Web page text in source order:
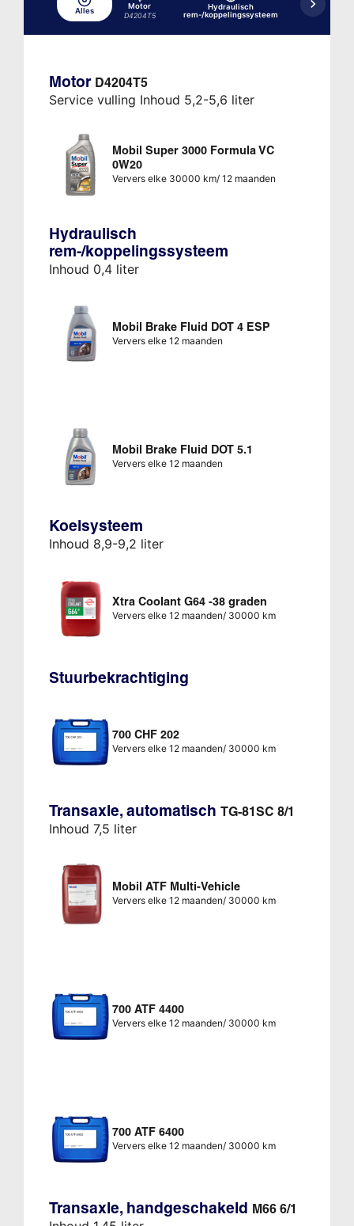
Alles
Motor
D4204T5
Hydraulisch
rem-/koppelingssysteem
Koelsysteem
Motor D4204T5
Service vulling Inhoud 5,2-5,6 liter
Mobil Super 3000 Formula VC
0W20
Ververs elke 30000 km/ 12 maanden
Hydraulisch
rem-/koppelingssysteem
Inhoud 0,4 liter
Mobil Brake Fluid DOT 4 ESP
Ververs elke 12 maanden
Mobil Brake Fluid DOT 5.1
Ververs elke 12 maanden
Koelsysteem
Inhoud 8,9-9,2 liter
Xtra Coolant G64 -38 graden
Ververs elke 12 maanden/ 30000 km
Stuurbekrachtiging
700 CHF 202
Ververs elke 12 maanden/ 30000 km
Transaxle, automatisch TG-81SC 8/1
Inhoud 7,5 liter
Mobil ATF Multi-Vehicle
Ververs elke 12 maanden/ 30000 km
700 ATF 4400
Ververs elke 12 maanden/ 30000 km
700 ATF 6400
Ververs elke 12 maanden/ 30000 km
Transaxle, handgeschakeld M66 6/1